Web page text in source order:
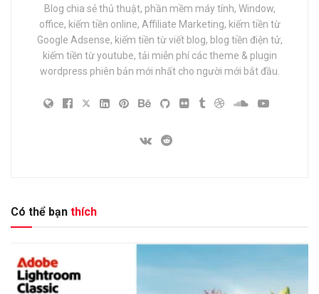
Blog chia sẻ thủ thuật, phần mềm máy tính, Window,
office, kiếm tiền online, Affiliate Marketing, kiếm tiền từ
Google Adsense, kiếm tiền từ viết blog, blog tiền điện tử,
kiếm tiền từ youtube, tải miễn phí các theme & plugin
wordpress phiên bản mới nhất cho người mới bắt đầu.
Có thể bạn thích